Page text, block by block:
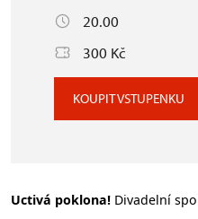
20.00
300 Kč
KOUPIT VSTUPENKU
Uctivá poklona! Divadelní